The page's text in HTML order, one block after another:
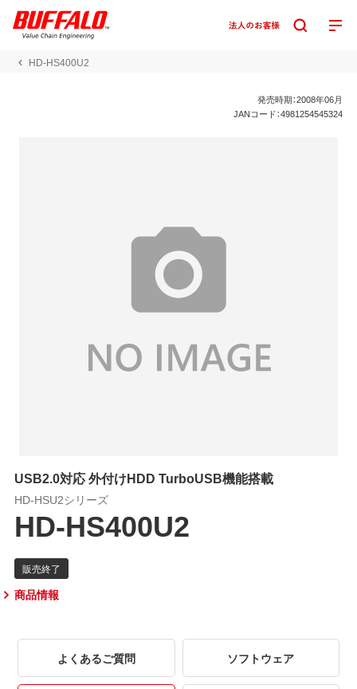
HD-HS400U2
発売時期：2008年06月
JANコード：4981254545324
USB2.0対応 外付けHDD TurboUSB機能搭載
HD-HSU2シリーズ
HD-HS400U2
商品情報
よくあるご質問 ソフトウェア